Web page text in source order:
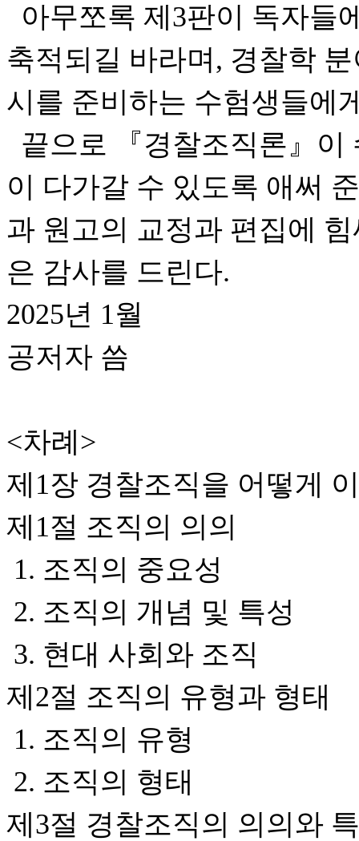
아무쪼록 제3판이 독자들
축적되길 바라며, 경찰학
시를 준비하는 수험생들에
끝으로 『경찰조직론』이
이 다가갈 수 있도록 애써
과 원고의 교정과 편집에
은 감사를 드린다.
2025년 1월
공저자 씀
<차례>
제1장 경찰조직을 어떻게
제1절 조직의 의의
1. 조직의 중요성
2. 조직의 개념 및 특성
3. 현대 사회와 조직
제2절 조직의 유형과 형태
1. 조직의 유형
2. 조직의 형태
제3절 경찰조직의 의의와